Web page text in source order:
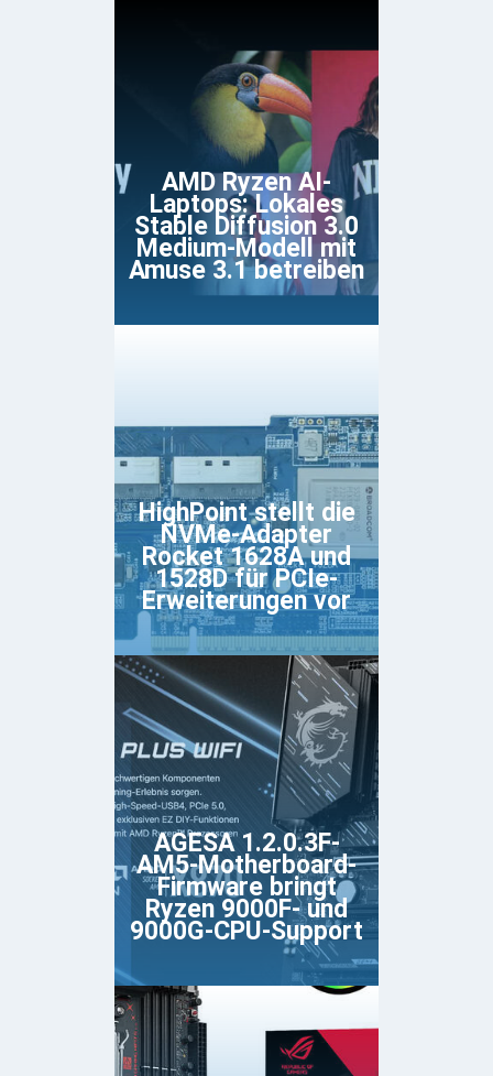
AMD Ryzen AI-
Laptops: Lokales
Stable Diffusion 3.0
Medium-Modell mit
Amuse 3.1 betreiben
HighPoint stellt die
NVMe-Adapter
Rocket 1628A und
1528D für PCIe-
Erweiterungen vor
AGESA 1.2.0.3F-
AM5-Motherboard-
Firmware bringt
Ryzen 9000F- und
9000G-CPU-Support